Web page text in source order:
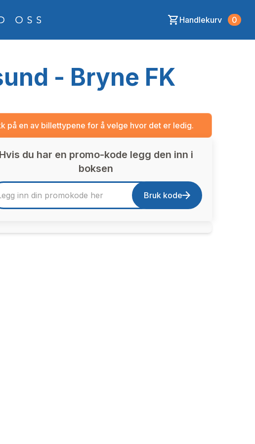
Handlekurv 0
- Bryne FK
på en av billettypene for å velge hvor det er ledig.
Hvis du har en promo-kode legg den inn i
boksen
Bruk kode